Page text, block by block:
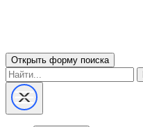
Открыть форму поиска